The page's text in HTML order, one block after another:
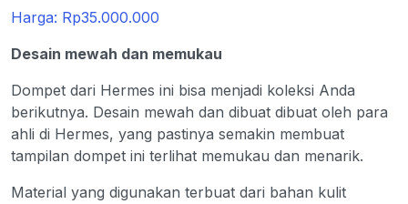
Harga: Rp35.000.000
Desain mewah dan memukau
Dompet dari Hermes ini bisa menjadi koleksi Anda
berikutnya. Desain mewah dan dibuat dibuat oleh para
ahli di Hermes, yang pastinya semakin membuat
tampilan dompet ini terlihat memukau dan menarik.
Material yang digunakan terbuat dari bahan kulit